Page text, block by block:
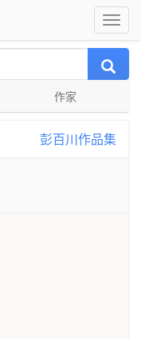
作家
彭百川作品集